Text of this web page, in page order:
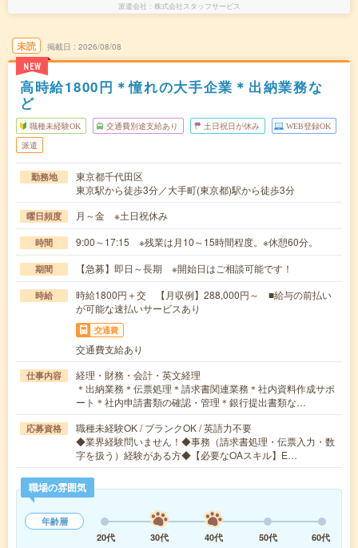
派遣会社 株式会社スタッフサービス
未読
NEW
掲載日 2026/08/08
高時給1800円＊憧れの大手企業＊出納業務な
ど
職種未経験OK 交通費別途支給あり 土日祝日が休み WEB登録OK
派遣
勤務地
東京都千代田区
東京駅から徒歩3分／大手町(東京都)駅から徒歩3分
曜日頻度 月～金 ※土日祝休み
時間 9:00～17:15 ※残業は月10～15時間程度。※休憩60分。
期間 【急募】即日～長期 ※開始日はご相談可能です！
時給
時給1800円＋交 【月収例】288,000円～ ■給与の前払い
が可能な速払いサービスあり
交通費
交通費支給あり
仕事内容
経理・財務・会計・英文経理
＊出納業務＊伝票処理＊請求書関連業務＊社内資料作成サポ
ート＊社内申請書類の確認・管理＊銀行提出書類な…
応募資格
職種未経験OK / ブランクOK / 英語力不要
◆業界経験問いません！◆事務（請求書処理・伝票入力・数
字を扱う）経験がある方◆【必要なOAスキル】E…
職場の雰囲気
年齢層
20代
30代 40代 50代
60代